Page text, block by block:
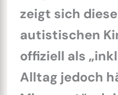
zeigt sich
autistischen
offiziell als
Alltag jedoch